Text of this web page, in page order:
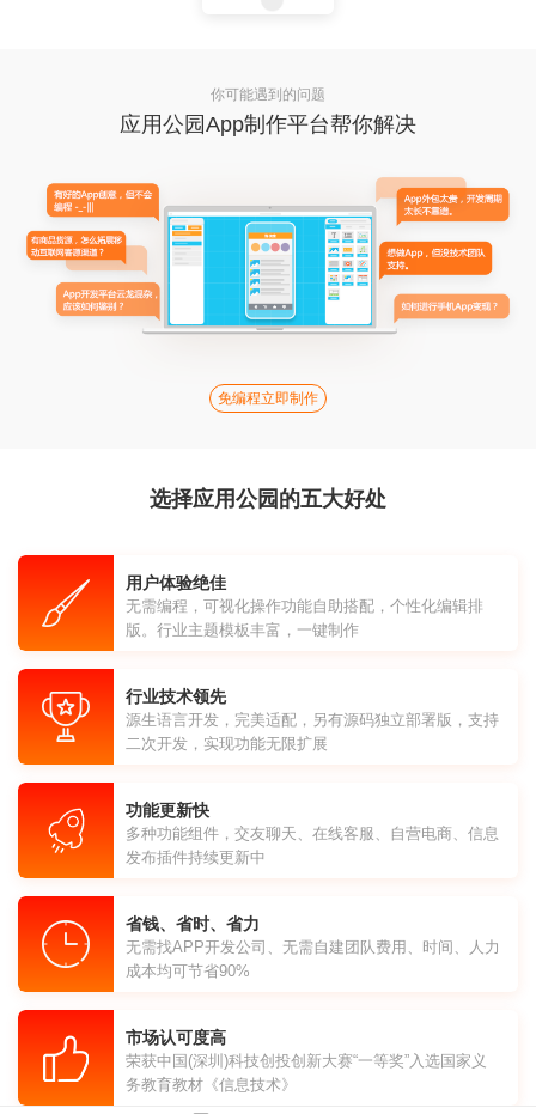
你可能遇到的问题
应用公园App制作平台帮你解决
免编程立即制作
选择应用公园的五大好处
用户体验绝佳
无需编程，可视化操作功能自助搭配，个性化编辑排
版。行业主题模板丰富，一键制作
行业技术领先
源生语言开发，完美适配，另有源码独立部署版，支持
二次开发，实现功能无限扩展
功能更新快
多种功能组件，交友聊天、在线客服、自营电商、信息
发布插件持续更新中
省钱、省时、省力
无需找APP开发公司、无需自建团队费用、时间、人力
成本均可节省90%
市场认可度高
荣获中国(深圳)科技创投创新大赛“一等奖”入选国家义
务教育教材《信息技术》